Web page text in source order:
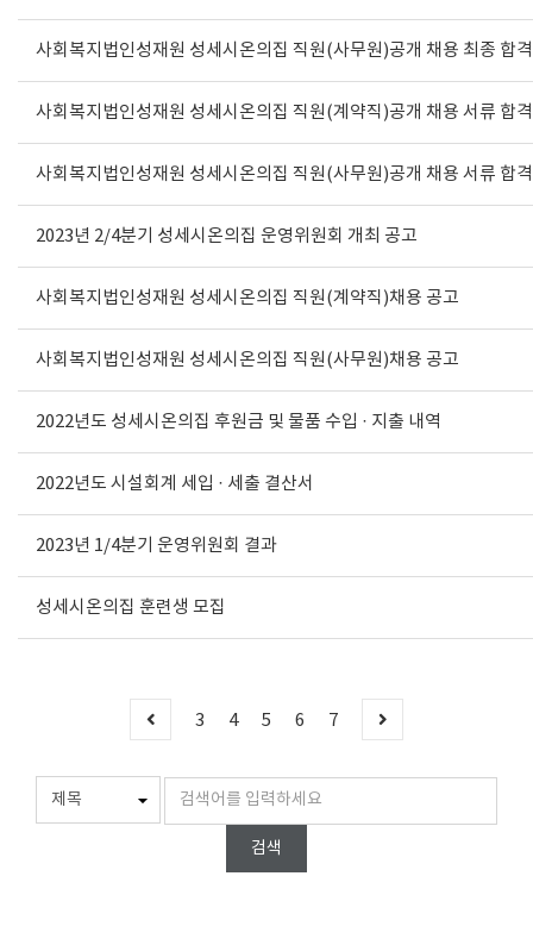
사회복지법인성재원 성세시온의집 직원(사무원)공개 채용 최종 합
사회복지법인성재원 성세시온의집 직원(계약직)공개 채용 서류 합
사회복지법인성재원 성세시온의집 직원(사무원)공개 채용 서류 합
2023년 2/4분기 성세시온의집 운영위원회 개최 공고
사회복지법인성재원 성세시온의집 직원(계약직)채용 공고
사회복지법인성재원 성세시온의집 직원(사무원)채용 공고
2022년도 성세시온의집 후원금 및 물품 수입 · 지출 내역
2022년도 시설회계 세입 · 세출 결산서
2023년 1/4분기 운영위원회 결과
성세시온의집 훈련생 모집
3 4 5 6 7
검색